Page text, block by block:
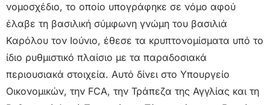
νομοσχέδιο, το οποίο υπογράφηκε σε νόμο αφού
έλαβε τη βασιλική σύμφωνη γνώμη του βασιλιά
Καρόλου τον Ιούνιο, έθεσε τα κρυπτονομίσματα υπό το
ίδιο ρυθμιστικό πλαίσιο με τα παραδοσιακά
περιουσιακά στοιχεία. Αυτό δίνει στο Υπουργείο
Οικονομικών, την FCA, την Τράπεζα της Αγγλίας και τη